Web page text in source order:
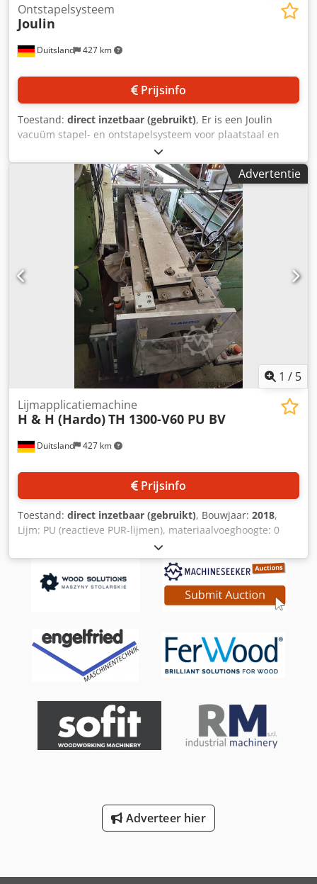
Duitsland 427 km
Ontstapelsysteem
Joulin
Prijsinfo
Toestand: direct inzetbaar (gebruikt), Er is een Joulin
vacuüm stapel- en ontstapelsysteem voor plaatstaal en
soortgelijke producten beschikbaar. Materiaallengte:
2000mm-6000mm, materiaalbreedte: 150mm-250mm,
materiaaldikte: 23mm-48mm, max. stapelbreedte:
1200mm. Documentatie beschikbaar. Inspectie ter plaatse
is mogelijk. Csdpfxevcc Spe Ap Ierf
Advertentie
1 / 5
Duitsland 427 km
Lijmapplicatiemachine
H & H (Hardo)TH 1300-V60 PU BV
Prijsinfo
Toestand: direct inzetbaar (gebruikt), Bouwjaar: 2018,
Lijm: PU (reactieve PUR-lijmen), materiaalvoeghoogte: 0
mm - 50 mm, aanbrengsnelheid: 45 m/min, werkbreedte:
1300 mm, gewicht: ca. 150 kg. Documentatie beschikbaar.
Een inspectie ter plaatse is mogelijk. Crodswg E Akspfx Ap
Adverteer hier